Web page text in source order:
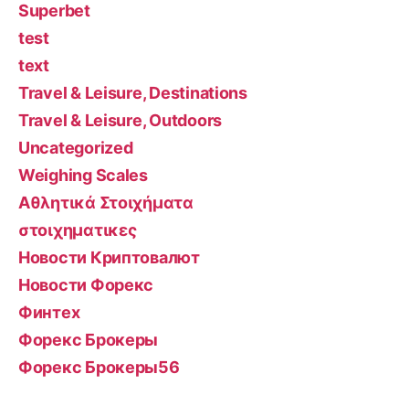
Superbet
test
text
Travel & Leisure, Destinations
Travel & Leisure, Outdoors
Uncategorized
Weighing Scales
Αθλητικά Στοιχήματα
στοιχηματικες
Новости Криптовалют
Новости Форекс
Финтех
Форекс Брокеры
Форекс Брокеры56